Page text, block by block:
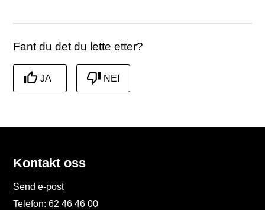
Fant du det du lette etter?
JA NEI
Kontakt oss
Send e-post
Telefon:62 46 46 00